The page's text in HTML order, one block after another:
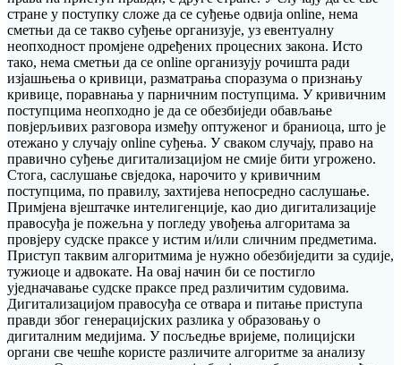
стране у поступку сложе да се суђење одвија online, нема
сметњи да се такво суђење организује, уз евентуалну
неопходност промјене одређених процесних закона. Исто
тако, нема сметњи да се online организују рочишта ради
изјашњења о кривици, разматрања споразума о признању
кривице, поравнања у парничним поступцима. У кривичним
поступцима неопходно је да се обезбиједи обављање
повјерљивих разговора између оптуженог и браниоца, што је
отежано у случају online суђења. У сваком случају, право на
правично суђење дигитализацијом не смије бити угрожено.
Стога, саслушање свједока, нарочито у кривичним
поступцима, по правилу, захтијева непосредно саслушање.
Примјена вјештачке интелигенције, као дио дигитализације
правосуђа је пожељна у погледу увођења алгоритама за
провјеру судске праксе у истим и/или сличним предметима.
Приступ таквим алгоритмима је нужно обезбиједити за судије,
тужиоце и адвокате. На овај начин би се постигло
уједначавање судске праксе пред различитим судовима.
Дигитализацијом правосуђа се отвара и питање приступа
правди због генерацијских разлика у образовању о
дигиталним медијима. У посљедње вријеме, полицијски
органи све чешће користе различите алгоритме за анализу